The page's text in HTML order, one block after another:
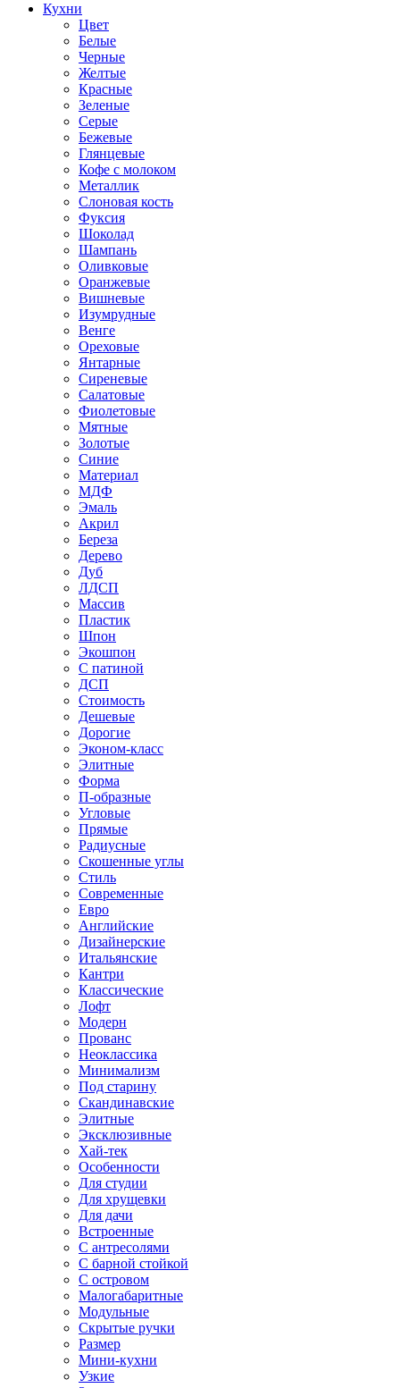
Кухни
Цвет
Белые
Черные
Желтые
Красные
Зеленые
Серые
Бежевые
Глянцевые
Кофе с молоком
Металлик
Слоновая кость
Фуксия
Шоколад
Шампань
Оливковые
Оранжевые
Вишневые
Изумрудные
Венге
Ореховые
Янтарные
Сиреневые
Салатовые
Фиолетовые
Мятные
Золотые
Синие
Материал
МДФ
Эмаль
Акрил
Береза
Дерево
Дуб
ЛДСП
Массив
Пластик
Шпон
Экошпон
С патиной
ДСП
Стоимость
Дешевые
Дорогие
Эконом-класс
Элитные
Форма
П-образные
Угловые
Прямые
Радиусные
Скошенные углы
Стиль
Современные
Евро
Английские
Дизайнерские
Итальянские
Кантри
Классические
Лофт
Модерн
Прованс
Неоклассика
Минимализм
Под старину
Скандинавские
Элитные
Эксклюзивные
Хай-тек
Особенности
Для студии
Для хрущевки
Для дачи
Встроенные
С антресолями
С барной стойкой
С островом
Малогабаритные
Модульные
Скрытые ручки
Размер
Мини-кухни
Узкие